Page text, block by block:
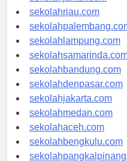
sekolahjambi.com
sekolahriau.com
sekolahpalembang.com
sekolahlampung.com
sekolahsamarinda.com
sekolahbandung.com
sekolahdenpasar.com
sekolahjakarta.com
sekolahmedan.com
sekolahaceh.com
sekolahbengkulu.com